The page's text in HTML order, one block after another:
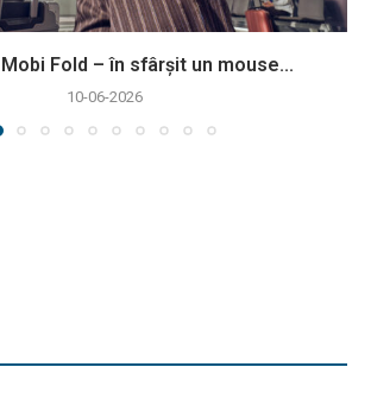
Fold – în sfârșit un mouse...
10-06-2026